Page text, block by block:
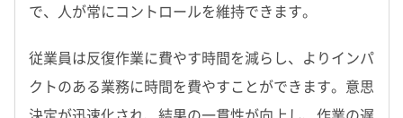
で、人が常にコントロールを維持できます。
従業員は反復作業に費やす時間を減らし、よりインパ
クトのある業務に時間を費やすことができます。意思